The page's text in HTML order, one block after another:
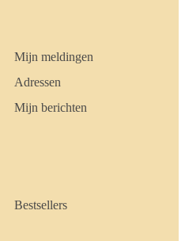
Mijn meldingen
Adressen
Mijn berichten
Bestsellers